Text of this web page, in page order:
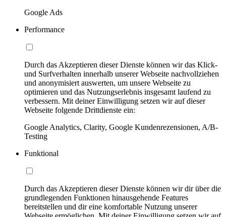
Google Ads
Performance
Durch das Akzeptieren dieser Dienste können wir das Klick-
und Surfverhalten innerhalb unserer Webseite nachvollziehen
und anonymisiert auswerten, um unsere Webseite zu
optimieren und das Nutzungserlebnis insgesamt laufend zu
verbessern. Mit deiner Einwilligung setzen wir auf dieser
Webseite folgende Drittdienste ein:
Google Analytics, Clarity, Google Kundenrezensionen, A/B-
Testing
Funktional
Durch das Akzeptieren dieser Dienste können wir dir über die
grundlegenden Funktionen hinausgehende Features
bereitstellen und dir eine komfortable Nutzung unserer